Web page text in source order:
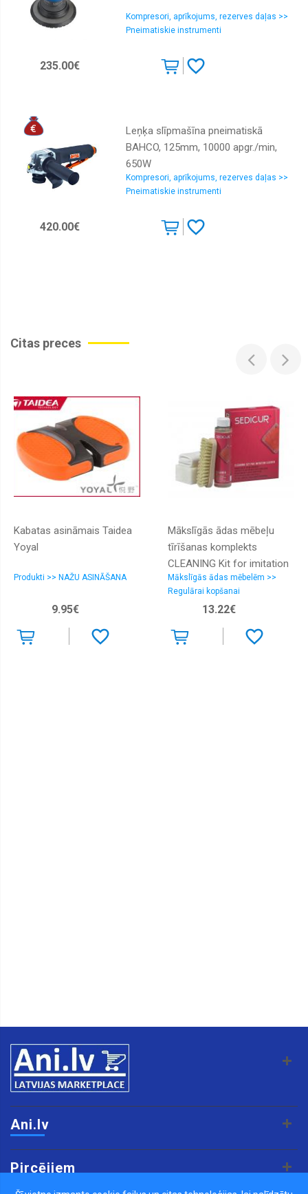
Kompresori, aprīkojums, rezerves daļas >>
Pneimatiskie instrumenti
235.00€
Leņķa slīpmašīna pneimatiskā
BAHCO, 125mm, 10000 apgr./min,
650W
Kompresori, aprīkojums, rezerves daļas >>
Pneimatiskie instrumenti
420.00€
Citas preces
Kabatas asināmais Taidea
Yoyal
Produkti >> NAŽU ASINĀŠANA
9.95€
Mākslīgās ādas mēbeļu
tīrīšanas komplekts
CLEANING Kit for imitation
leather 250 ml
Mākslīgās ādas mēbelēm >>
Regulārai kopšanai
13.22€
Ani.lv
Pircējiem